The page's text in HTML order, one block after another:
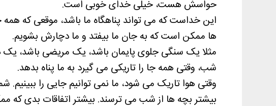
حواسش هست، خیلی خدای خوبی است.
این خداست که می تواند پناهگاه ما باشد، موقعی که
ها ممکن است که به جان ما بیفتد و ما دچارش بشویم.
مثلا یک سنگی جلوی پایمان باشد، یک مریضی باشد،
شب، وقتی همه جا را تاریکی می گیرد به ما پناه بدهد.
وقتی هوا تاریک می شود، ما نمی توانیم جایی را
بیشتر بچه ها از شب می ترسند. بیشتر اتفاقات بدی